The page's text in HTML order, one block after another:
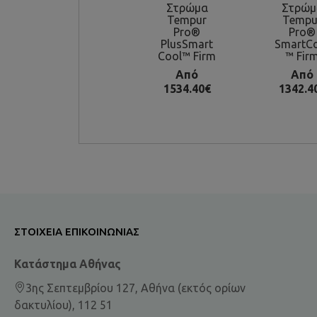
Στρώμα
Tempur
Pro®
PlusSmart
Cool™ Firm
Από
1534.40€
Pro®
™
Από
ΣΤΟΙΧΕΊΑ ΕΠΙΚΟΙΝΩΝΊΑΣ
Κατάστημα Αθήνας
3ης Σεπτεμβρίου 127, Αθήνα (εκτός ορίων
δακτυλίου), 112 51